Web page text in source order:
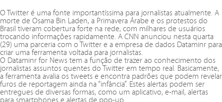
O Twitter é uma fonte importantíssima para jornalistas atualmente. A
morte de Osama Bin Laden, a Primavera Árabe e os protestos do
Brasil tiveram cobertura forte na rede, com milhares de usuários
trocando informações rapidamente. A CNN anunciou nesta quarta
(29) uma parceria com o Twitter e a empresa de dados Dataminr para
criar uma ferramenta voltada para jornalistas.
O Dataminr for News tem a função de trazer ao conhecimento dos
jornalistas assuntos quentes do Twitter em tempo real. Basicamente,
a ferramenta avalia os tweets e encontra padrões que podem revelar
furos de reportagem ainda na “infância”. Estes alertas podem ser
entregues de diversas formas, como um aplicativo, e-mail, alertas
para smartphones e alertas de pop-up.